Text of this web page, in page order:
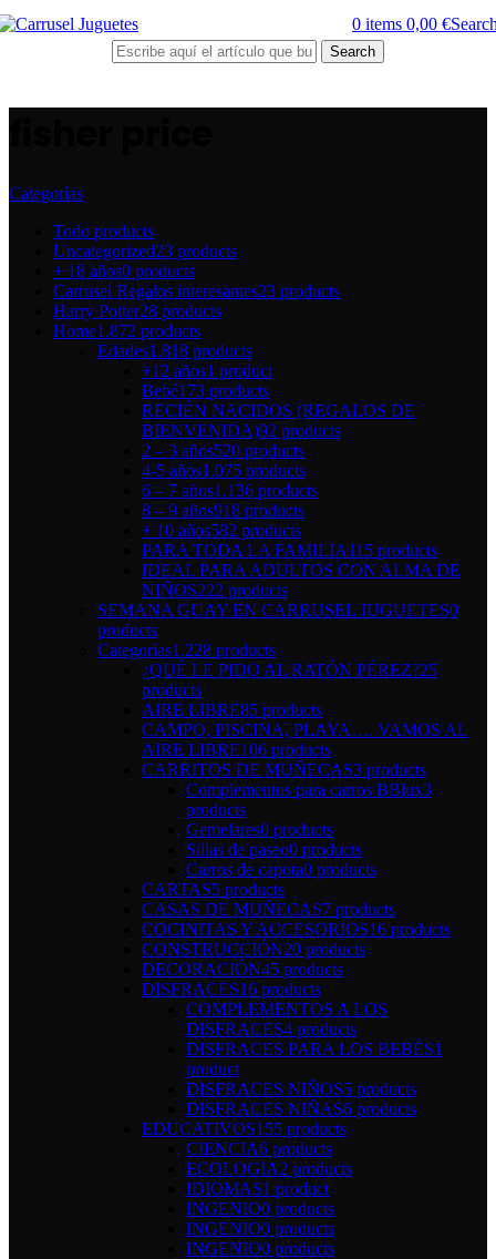
0 items 0,00 €
Search
Categorías
Todo products
Uncategorized23 products
+ 18 años0 products
Carrusel Regalos interesantes23 products
Harry Potter28 products
Home1.872 products
Edades1.818 products
+12 años1 product
Bebé173 products
RECIÉN NACIDOS (REGALOS DE
BIENVENIDA)92 products
2 – 3 años520 products
4-5 años1.075 products
6 – 7 años1.136 products
8 – 9 años918 products
+ 10 años582 products
PARA TODA LA FAMILIA115 products
IDEAL PARA ADULTOS CON ALMA DE
NIÑOS222 products
SEMANA GUAY EN CARRUSEL JUGUETES0
products
Categorías1.228 products
¿QUÉ LE PIDO AL RATÓN PÉREZ?25
products
AIRE LIBRE85 products
CAMPO, PISCINA, PLAYA…. VAMOS AL
AIRE LIBRE106 products
CARRITOS DE MUÑECAS3 products
Complementos para carros BBlux3
products
Gemelares0 products
Sillas de paseo0 products
Carros de capota0 products
CARTAS5 products
CASAS DE MUÑECAS7 products
COCINITAS Y ACCESORIOS16 products
CONSTRUCCIÓN20 products
DECORACIÓN45 products
DISFRACES16 products
COMPLEMENTOS A LOS
DISFRACES4 products
DISFRACES PARA LOS BEBÉS1
product
DISFRACES NIÑOS5 products
DISFRACES NIÑAS6 products
EDUCATIVOS155 products
CIENCIA6 products
ECOLOGIA2 products
IDIOMAS1 product
INGENIO0 products
INGENIO0 products
INGENIO0 products